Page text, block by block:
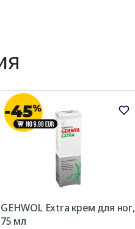
GEHWOL Extra крем для ног,
75 мл